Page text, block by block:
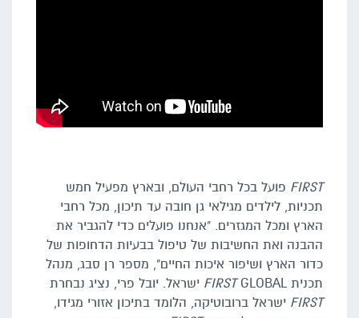
FIRST פועל בכל רחבי העולם, ובארץ מפעיל חמש
תכניות, לילדים מגילאי גן חובה עד תיכון, מכל רחבי
הארץ ומכל המגזרים. "אנחנו פועלים כדי להגביר את
ההבנה ואת החשיבות של טיפול בבעיות הדחופות של
כדור הארץ ושיפור איכות החיים", מספר רן סבג, מנהל
תכנית
FIRSTGLOBAL ישראל. יובל פרי, נציג נבחרת
FIRST ישראל ברובוטיקה, הלומד בתיכון אזורי מגידו,